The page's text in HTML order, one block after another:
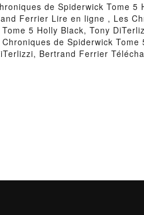
de Spiderwick Tome 5
Ferrier Lire en ligne , Les
5 Holly Black, Tony
de Spiderwick Tome
Bertrand Ferrier